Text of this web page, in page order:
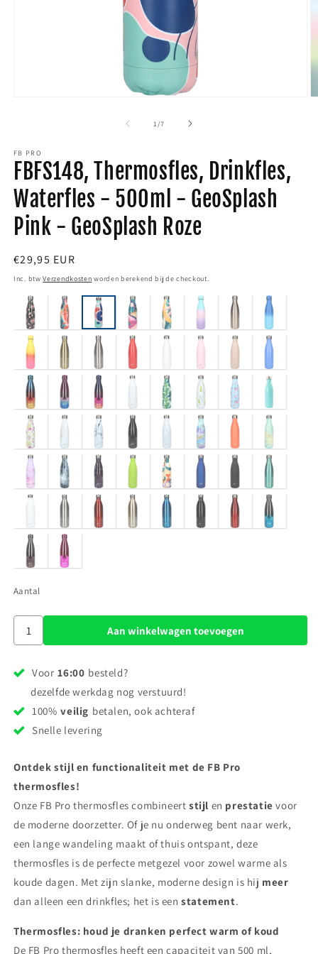
in
modaal
1 /van
7
FB PRO
FBFS148, Thermosfles, Drinkfles,
Waterfles - 500ml - GeoSplash
Pink - GeoSplash Roze
Normale
prijs
€29,95 EUR
Inc. btwVerzendkosten worden berekend bij de checkout.
Aantal
Aan winkelwagen toevoegen
Voor 16:00 besteld?
dezelfde werkdag nog verstuurd!
100% veilig betalen, ook achteraf
Snelle levering
Ontdek stijl en functionaliteit met de FB Pro
thermosfles!
Onze FB Pro thermosfles combineert stijl en prestatievoor
de moderne doorzetter. Of je nu onderweg bent naar werk,
een lange wandeling maakt of thuis ontspant, deze
thermosfles is de perfecte metgezel voor zowel warme als
koude dagen. Met zijn slanke, moderne design is hij meer
dan alleen een drinkfles; het is eenstatement.
Thermosfles: houd je dranken perfect warm of koud
De FB Pro thermosfles heeft een capaciteit van 500 ml,